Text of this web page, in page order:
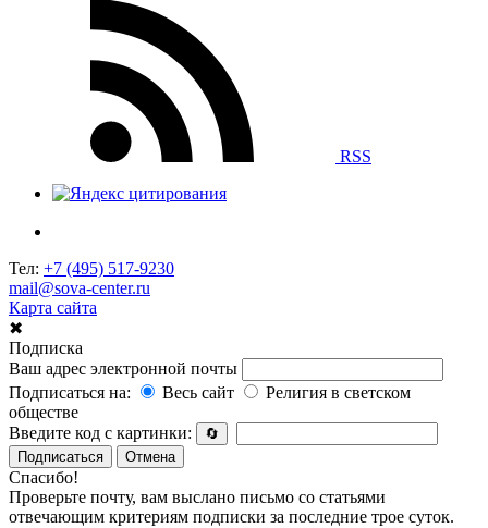
RSS
Тел: +7 (495) 517-9230
mail@sova-center.ru
Карта сайта
✖
Подписка
Ваш адрес электронной почты
Подписаться на:
Весь сайт
Религия в светском
обществе
Введите код с картинки:
🔄
Подписаться
Отмена
Спасибо!
Проверьте почту, вам выслано письмо со статьями
отвечающим критериям подписки за последние трое суток.